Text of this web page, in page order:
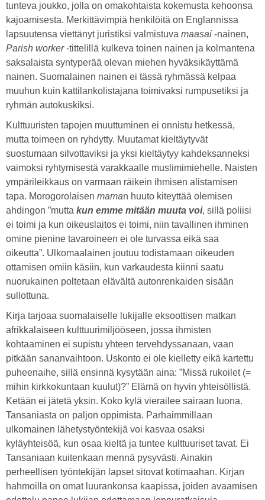
tunteva joukko, jolla on omakohtaista kokemusta kehoonsa
kajoamisesta. Merkittävimpiä henkilöitä on Englannissa
lapsuutensa viettänyt juristiksi valmistuva maasai -nainen,
Parish worker-tittelillä kulkeva toinen nainen ja kolmantena
saksalaista syntyperää olevan miehen hyväksikäyttämä
nainen. Suomalainen nainen ei tässä ryhmässä kelpaa
muuhun kuin kattilankolistajana toimivaksi rumpusetiksi ja
ryhmän autokuskiksi.
Kulttuuristen tapojen muuttuminen ei onnistu hetkessä,
mutta toimeen on ryhdytty. Muutamat kieltäytyvät
suostumaan silvottaviksi ja yksi kieltäytyy kahdeksanneksi
vaimoksi ryhtymisestä varakkaalle muslimimiehelle. Naisten
ympärileikkaus on varmaan räikein ihmisen alistamisen
tapa. Morogorolaisen maman huuto kiteyttää olemisen
ahdingon ”mutta kun emme mitään muuta voi, sillä poliisi
ei toimi ja kun oikeuslaitos ei toimi, niin tavallinen ihminen
omine pienine tavaroineen ei ole turvassa eikä saa
oikeutta”. Ulkomaalainen joutuu todistamaan oikeuden
ottamisen omiin käsiin, kun varkaudesta kiinni saatu
nuorukainen poltetaan elävältä autonrenkaiden sisään
sullottuna.
Kirja tarjoaa suomalaiselle lukijalle eksoottisen matkan
afrikkalaiseen kulttuurimiljööseen, jossa ihmisten
kohtaaminen ei supistu yhteen tervehdyssanaan, vaan
pitkään sananvaihtoon. Uskonto ei ole kielletty eikä kartettu
puheenaihe, sillä ensinnä kysytään aina: ”Missä rukoilet (=
mihin kirkkokuntaan kuulut)?” Elämä on hyvin yhteisöllistä.
Ketään ei jätetä yksin. Koko kylä vierailee sairaan luona.
Tansaniasta on paljon oppimista. Parhaimmillaan
ulkomainen lähetystyöntekijä voi kasvaa osaksi
kyläyhteisöä, kun osaa kieltä ja tuntee kulttuuriset tavat. Ei
Tansaniaan kuitenkaan mennä pysyvästi. Ainakin
perheellisen työntekijän lapset sitovat kotimaahan. Kirjan
hahmoilla on omat luurankonsa kaapissa, joiden avaamisen